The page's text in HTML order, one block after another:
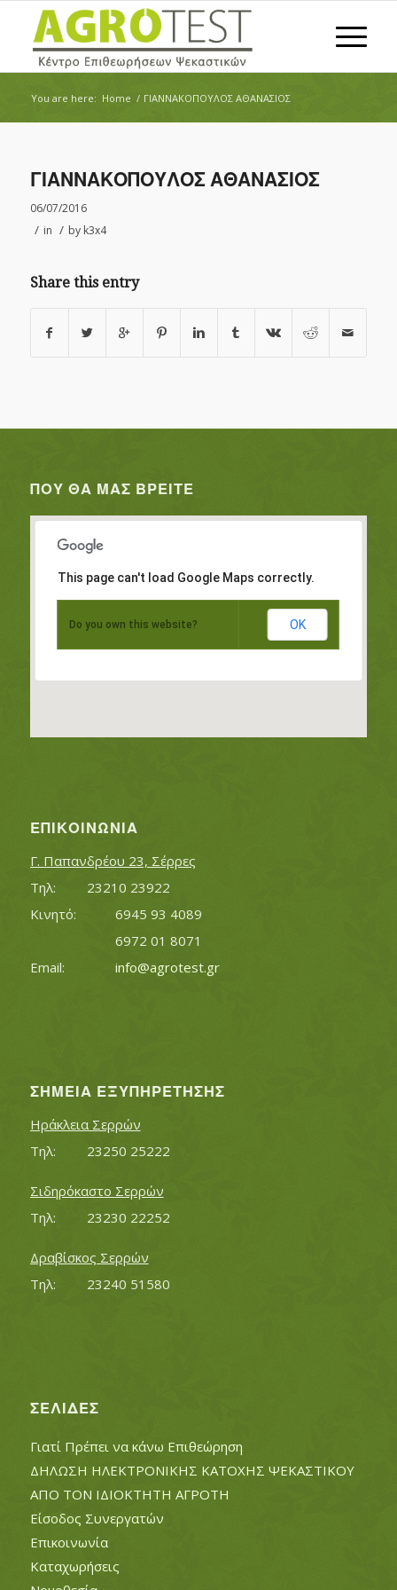
You are here: Home / ΓΙΑΝΝΑΚΟΠΟΥΛΟΣ ΑΘΑΝΑΣΙΟΣ
ΓΙΑΝΝΑΚΟΠΟΥΛΟΣ ΑΘΑΝΑΣΙΟΣ
06/07/2016
/ in / by k3x4
Share this entry
ΠΟΥ ΘΑ ΜΑΣ ΒΡΕΊΤΕ
This page can't load Google Maps correctly.
Do you own this website? OK
ΕΠΙΚΟΙΝΩΝΊΑ
Γ. Παπανδρέου 23, Σέρρες
Τηλ:		23210 23922
Κινητό:		6945 93 4089
			6972 01 8071
info@agrotest.gr
ΣΗΜΕΊΑ ΕΞΥΠΗΡΈΤΗΣΗΣ
Ηράκλεια Σερρών
Τηλ:		23250 25222
Σιδηρόκαστο Σερρών
Τηλ:		23230 22252
Δραβίσκος Σερρών
Τηλ:		23240 51580
ΣΕΛΊΔΕΣ
Γιατί Πρέπει να κάνω Επιθεώρηση
ΔΗΛΩΣΗ ΗΛΕΚΤΡΟΝΙΚΗΣ ΚΑΤΟΧΗΣ ΨΕΚΑΣΤΙΚΟΥ
ΑΠΟ ΤΟΝ ΙΔΙΟΚΤΗΤΗ ΑΓΡΟΤΗ
Είσοδος Συνεργατών
Επικοινωνία
Καταχωρήσεις